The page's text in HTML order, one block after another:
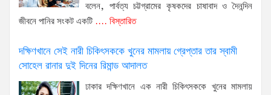
বলেন, পার্বত্য চট্টগ্রামের কৃষকদের চাষাবাদ ও দৈনন্দিন
জীবনে পানির সংকট একটি .... বিস্তারিত
দক্ষিণখানে সেই নারী চিকিৎসককে খুনের মামলায় গ্রেপ্তার তার স্বামী
সোহেল রানার দুই দিনের রিমান্ড আদালত
ঢাকার দক্ষিণখানে এক নারী চিকিৎসককে খুনের মামলায়